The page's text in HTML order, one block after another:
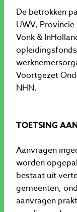
De betrokken
UWV,
Vonk &
Voortgezet
NHN.
TOETSING
Aanvragen
worden
bestaat uit
gemeenten,
aanvragen